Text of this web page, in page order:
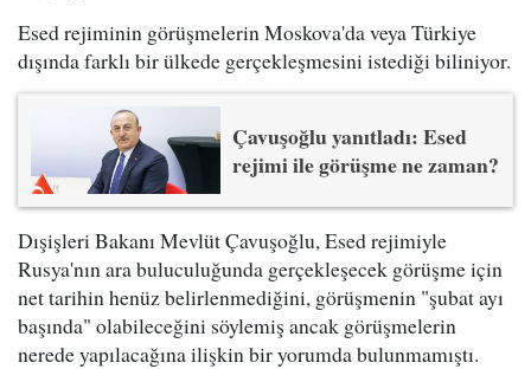
Esed rejiminin görüşmelerin Moskova'da veya Türkiye
dışında farklı bir ülkede gerçekleşmesini istediği biliniyor.
Çavuşoğlu yanıtladı: Esed
rejimi ile görüşme ne zaman?
Dışişleri Bakanı Mevlüt Çavuşoğlu, Esed rejimiyle
Rusya'nın ara buluculuğunda gerçekleşecek görüşme için
net tarihin henüz belirlenmediğini, görüşmenin "şubat ayı
başında" olabileceğini söylemiş ancak görüşmelerin
nerede yapılacağına ilişkin bir yorumda bulunmamıştı.